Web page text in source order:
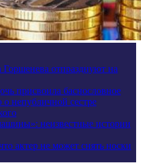
отпразднуют на
присвоила баснословное
о непубличной сестре
неизвестные истории
актер не может снять носки